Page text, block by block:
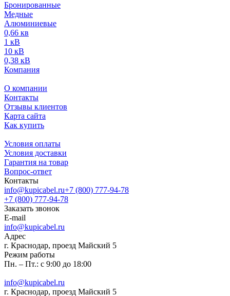
Бронированные
Медные
Алюминиевые
0,66 кв
1 кВ
10 кВ
0,38 кВ
Компания
О компании
Контакты
Отзывы клиентов
Карта сайта
Как купить
Условия оплаты
Условия доставки
Гарантия на товар
Вопрос-ответ
Контакты
info@kupicabel.ru+7 (800) 777-94-78
+7 (800) 777-94-78
Заказать звонок
E-mail
info@kupicabel.ru
Адрес
г. Краснодар, проезд Майский 5
Режим работы
Пн. – Пт.: с 9:00 до 18:00
info@kupicabel.ru
г. Краснодар, проезд Майский 5